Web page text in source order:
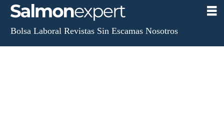
Bolsa Laboral Revistas Sin Escamas Nosotros